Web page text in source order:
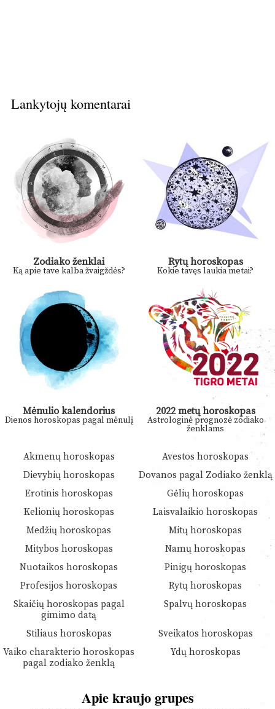
Lankytojų komentarai
Zodiako ženklai
Ką apie tave kalba žvaigždės?
Rytų horoskopas
Kokie tavęs laukia metai?
Mėnulio kalendorius
Dienos horoskopas pagal mėnulį
2022 metų horoskopas
Astrologinė prognozė zodiako
ženklams
Akmenų horoskopas
Avestos horoskopas
Dievybių horoskopas
Dovanos pagal Zodiako ženklą
Erotinis horoskopas
Gėlių horoskopas
Kelionių horoskopas
Laisvalaikio horoskopas
Medžių horoskopas
Mitų horoskopas
Mitybos horoskopas
Namų horoskopas
Nuotaikos horoskopas
Pinigų horoskopas
Profesijos horoskopas
Rytų horoskopas
Skaičių horoskopas pagal
gimimo datą
Spalvų horoskopas
Stiliaus horoskopas
Sveikatos horoskopas
Vaiko charakterio horoskopas
pagal zodiako ženklą
Ydų horoskopas
Apie kraujo grupes